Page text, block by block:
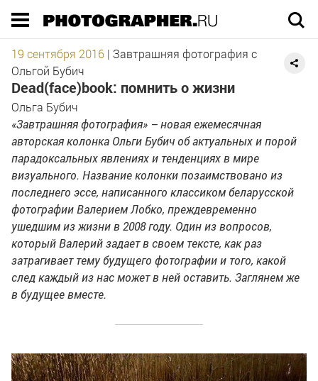
19 сентября 2016 | Завтрашняя фотография с
Ольгой Бубич
Dead(face)book: помнить о жизни
Ольга Бубич
«Завтрашняя фотография» – новая ежемесячная
авторская колонка Ольги Бубич об актуальных и порой
парадоксальных явлениях и тенденциях в мире
визуального. Название колонки позаимствовано из
последнего эссе, написанного классиком беларусской
фотографии Валерием Лобко, преждевременно
ушедшим из жизни в 2008 году. Один из вопросов,
который Валерий задает в своем тексте, как раз
затрагивает тему будущего фотографии и того, какой
след каждый из нас может в ней оставить. Заглянем же
в будущее вместе.